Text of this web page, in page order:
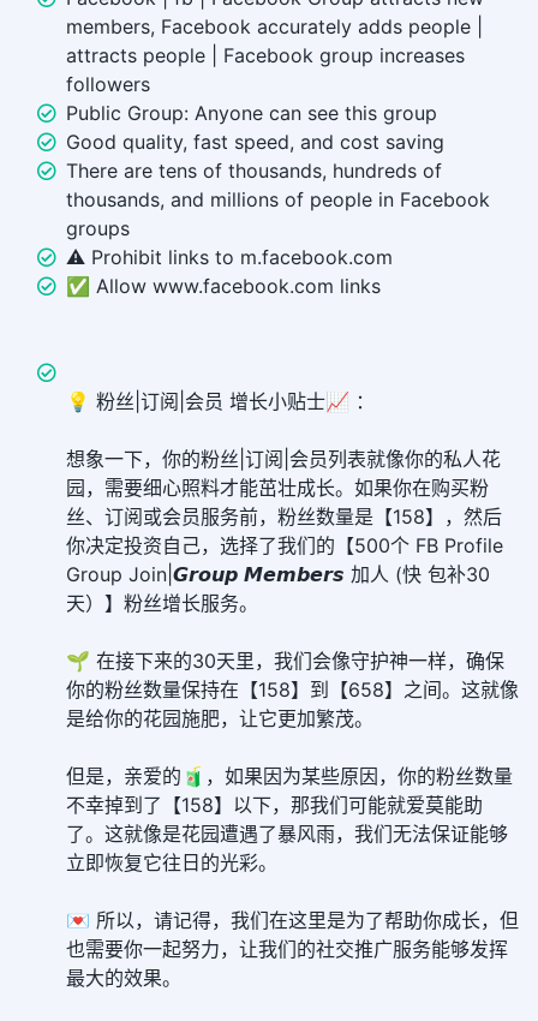
members, Facebook accurately adds people |
attracts people | Facebook group increases
followers
Public Group: Anyone can see this group
Good quality, fast speed, and cost saving
There are tens of thousands, hundreds of
thousands, and millions of people in Facebook
groups
⚠️ Prohibit links to m.facebook.com
✅ Allow www.facebook.com links
💡 粉丝|订阅|会员 增长小贴士📈 ：
想象一下，你的粉丝|订阅|会员列表就像你的私人花
园，需要细心照料才能茁壮成长。如果你在购买粉
丝、订阅或会员服务前，粉丝数量是【158】，然后
你决定投资自己，选择了我们的【500个 FB Profile
Group Join|𝙂𝙧𝙤𝙪𝙥 𝙈𝙚𝙢𝙗𝙚𝙧𝙨 加人 (快 包补30
天）】粉丝增长服务。
🌱 在接下来的30天里，我们会像守护神一样，确保
你的粉丝数量保持在【158】到【658】之间。这就像
是给你的花园施肥，让它更加繁茂。
但是，亲爱的🧃，如果因为某些原因，你的粉丝数量
不幸掉到了【158】以下，那我们可能就爱莫能助
了。这就像是花园遭遇了暴风雨，我们无法保证能够
立即恢复它往日的光彩。
💌 所以，请记得，我们在这里是为了帮助你成长，但
也需要你一起努力，让我们的社交推广服务能够发挥
最大的效果。